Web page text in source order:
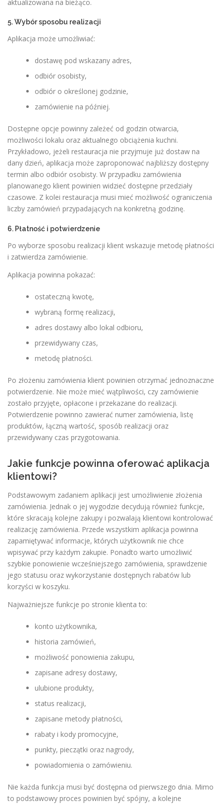
aktualizowana na bieżąco.
5. Wybór sposobu realizacji
Aplikacja może umożliwiać:
dostawę pod wskazany adres,
odbiór osobisty,
odbiór o określonej godzinie,
zamówienie na później.
Dostępne opcje powinny zależeć od godzin otwarcia,
możliwości lokalu oraz aktualnego obciążenia kuchni.
Przykładowo, jeżeli restauracja nie przyjmuje już dostaw na
dany dzień, aplikacja może zaproponować najbliższy dostępny
termin albo odbiór osobisty. W przypadku zamówienia
planowanego klient powinien widzieć dostępne przedziały
czasowe. Z kolei restauracja musi mieć możliwość ograniczenia
liczby zamówień przypadających na konkretną godzinę.
6. Płatność i potwierdzenie
Po wyborze sposobu realizacji klient wskazuje metodę płatności
i zatwierdza zamówienie.
Aplikacja powinna pokazać:
ostateczną kwotę,
wybraną formę realizacji,
adres dostawy albo lokal odbioru,
przewidywany czas,
metodę płatności.
Po złożeniu zamówienia klient powinien otrzymać jednoznaczne
potwierdzenie. Nie może mieć wątpliwości, czy zamówienie
zostało przyjęte, opłacone i przekazane do realizacji.
Potwierdzenie powinno zawierać numer zamówienia, listę
produktów, łączną wartość, sposób realizacji oraz
przewidywany czas przygotowania.
Jakie funkcje powinna oferować aplikacja
klientowi?
Podstawowym zadaniem aplikacji jest umożliwienie złożenia
zamówienia. Jednak o jej wygodzie decydują również funkcje,
które skracają kolejne zakupy i pozwalają klientowi kontrolować
realizację zamówienia. Przede wszystkim aplikacja powinna
zapamiętywać informacje, których użytkownik nie chce
wpisywać przy każdym zakupie. Ponadto warto umożliwić
szybkie ponowienie wcześniejszego zamówienia, sprawdzenie
jego statusu oraz wykorzystanie dostępnych rabatów lub
korzyści w koszyku.
Najważniejsze funkcje po stronie klienta to:
konto użytkownika,
historia zamówień,
możliwość ponowienia zakupu,
zapisane adresy dostawy,
ulubione produkty,
status realizacji,
zapisane metody płatności,
rabaty i kody promocyjne,
punkty, pieczątki oraz nagrody,
powiadomienia o zamówieniu.
Nie każda funkcja musi być dostępna od pierwszego dnia. Mimo
to podstawowy proces powinien być spójny, a kolejne